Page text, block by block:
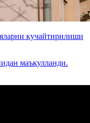
кучайтирилиши
маъқулланди.